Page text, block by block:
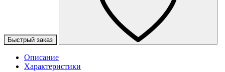
Быстрый заказ
Описание
Характеристики